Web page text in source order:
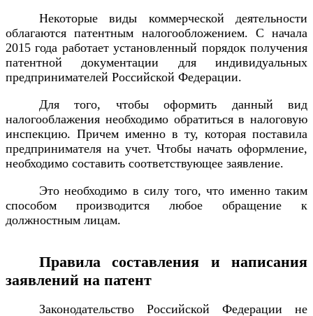
Некоторые виды коммерческой деятельности
облагаются патентным налогообложением. С начала
2015 года работает установленный порядок получения
патентной документации для индивидуальных
предпринимателей Российской Федерации.
Для того, чтобы оформить данный вид
налогооблажения необходимо обратиться в налоговую
инспекцию. Причем именно в ту, которая поставила
предпринимателя на учет. Чтобы начать оформление,
необходимо составить соответствующее заявление.
Это необходимо в силу того, что именно таким
способом производится любое обращение к
должностным лицам.
Правила составления и написания
заявлений на патент
Законодательство Российской Федерации не